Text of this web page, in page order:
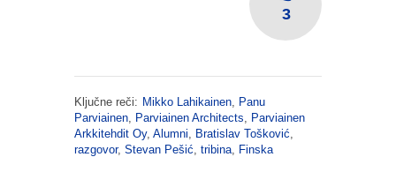
3
Ključne reči: Mikko Lahikainen Panu
Parviainen Parviainen Architects
Parviainen
Arkkitehdit Oy, Alumni Bratislav Tošković
razgovor, Stevan Pešić tribina Finska